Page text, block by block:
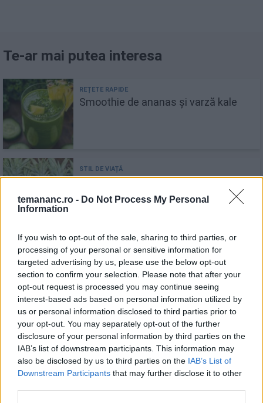
temananc.ro - Do Not Process My Personal
Information
If you wish to opt-out of the sale, sharing to third parties, or
processing of your personal or sensitive information for
targeted advertising by us, please use the below opt-out
section to confirm your selection. Please note that after your
opt-out request is processed you may continue seeing
interest-based ads based on personal information utilized by
us or personal information disclosed to third parties prior to
your opt-out. You may separately opt-out of the further
disclosure of your personal information by third parties on the
IAB’s list of downstream participants. This information may
also be disclosed by us to third parties on the IAB’s List of
Downstream Participants that may further disclose it to other
Te-ar mai putea interesa
Smoothie de ananas și varză kale
Cum să alegi cel mai suculent și
dulce ananas?
Compot de ananas. Rețeta ușoară și
răcoritoare
Smoothie cu kiwi și ananas